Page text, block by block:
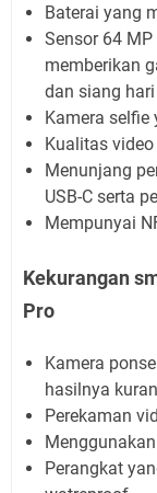
Baterai yang
Sensor 64
memberikan
dan siang hari
Kamera selfie
Kualitas
Menunjang
USB-C serta
Mempunyai
Kekurangan
Pro
Kamera
hasilnya
Perekaman
Perangkat